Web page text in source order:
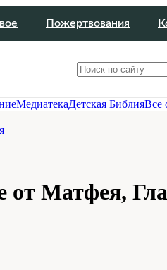
Пожертвования
МедиатекаДетская БиблияВсе
от Матфея,